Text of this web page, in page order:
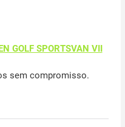
GOLF SPORTSVAN VII
sem compromisso.